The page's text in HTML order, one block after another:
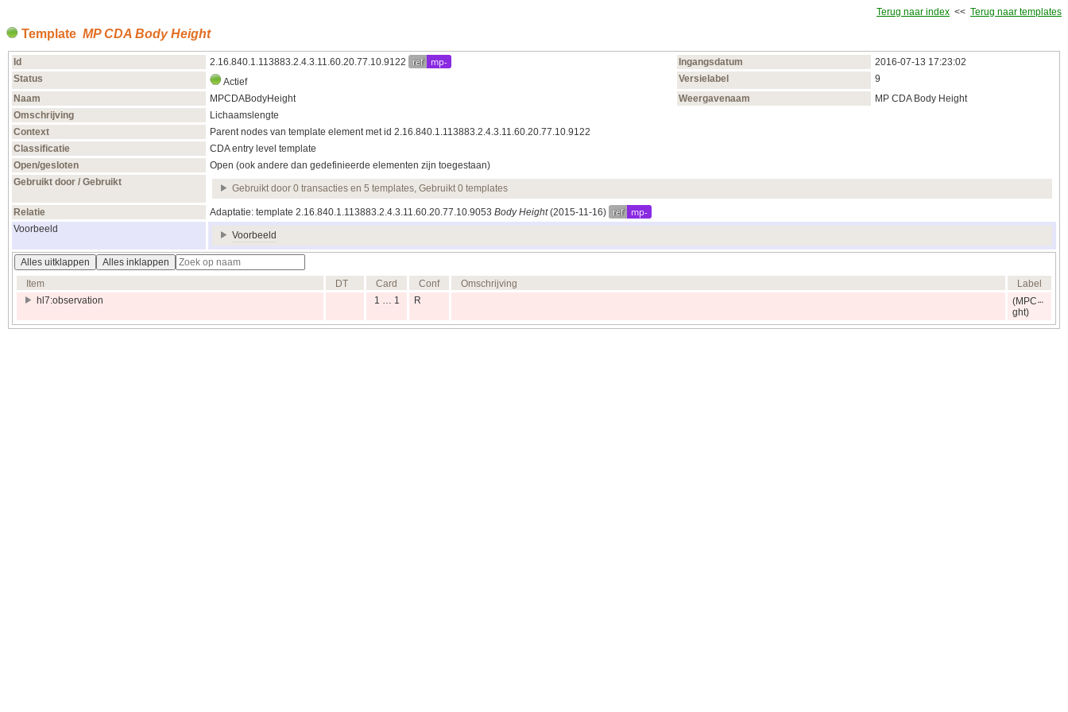
Terug naar index << Terug naar templates
Template MP CDA Body Height
Id 2.16.840.1.113883.2.4.3.11.60.20.77.10.9122 ref mp- Ingangsdatum
2016‑07‑13 17:23:02
Status
Actief Versielabel
9
Naam
MPCDABodyHeight Weergavenaam
MP CDA Body Height
Omschrijving
Lichaamslengte
Context
Parent nodes van template element met id 2.16.840.1.113883.2.4.3.11.60.20.77.10.9122
Classificatie
CDA entry level template
Open/gesloten
Open (ook andere dan gedefinieerde elementen zijn toegestaan)
Gebruikt door / Gebruikt
Gebruikt door 0 transacties en 5 templates, Gebruikt 0 templates
Relatie Adaptatie: template 2.16.840.1.113883.2.4.3.11.60.20.77.10.9053 Body Height(2015‑11‑16) ref mp-
Voorbeeld
Voorbeeld
Alles uitklappen
Alles inklappen
Item
DT Card Conf Omschrijving
Label
hl7:observation
1 … 1 R
(MPC
ght)